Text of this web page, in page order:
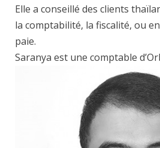
Elle a conseillé des clients
la comptabilité, la fiscalité, ou
paie.
Saranya est une comptable